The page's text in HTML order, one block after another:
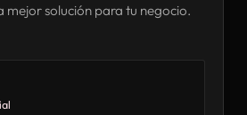
solución para tu negocio.